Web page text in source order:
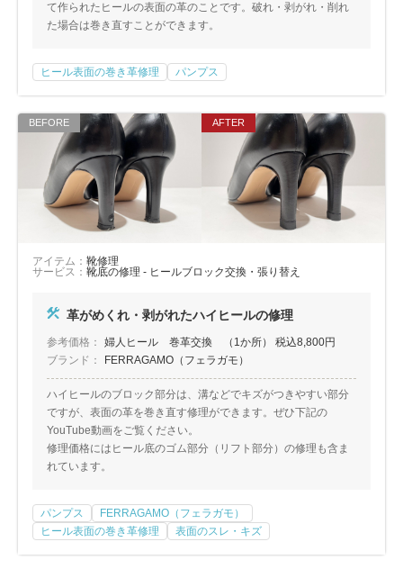
て作られたヒールの表面の革のことです。破れ・剥がれ・削れ
た場合は巻き直すことができます。
ヒール表面の巻き革修理 パンプス
アイテム： 靴修理
サービス： 靴底の修理 - ヒールブロック交換・張り替え
革がめくれ・剥がれたハイヒールの修理
参考価格：
婦人ヒール 巻革交換 （1か所） 税込8,800円
ブランド：
FERRAGAMO（フェラガモ）
ハイヒールのブロック部分は、溝などでキズがつきやすい部分
ですが、表面の革を巻き直す修理ができます。ぜひ下記の
YouTube動画をご覧ください。
修理価格にはヒール底のゴム部分（リフト部分）の修理も含ま
れています。
パンプス
FERRAGAMO（フェラガモ）
ヒール表面の巻き革修理
表面のスレ・キズ